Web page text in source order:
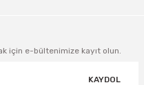
için e-bültenimize kayıt olun.
KAYDOL